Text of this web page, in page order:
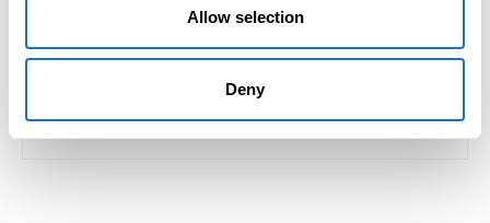
Allow selection
Deny
Kristýna Szabová